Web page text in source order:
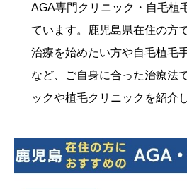
AGA専門クリニック・自毛植
ています。鹿児島県在住の方
治療を始めたい方や自毛植毛
など、ご自身に合った治療法
ックや植毛クリニックを紹介